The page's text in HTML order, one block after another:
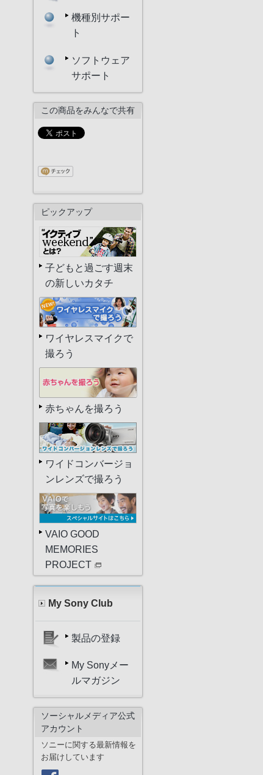
機種別サポー
ト
ソフトウェア
サポート
この商品をみんなで共有
ピックアップ
子どもと過ごす週末
の新しいカタチ
ワイヤレスマイクで
撮ろう
赤ちゃんを撮ろう
ワイドコンバージョ
ンレンズで撮ろう
VAIO GOOD
MEMORIES
PROJECT
My Sony Club
製品の登録
My Sonyメー
ルマガジン
ソーシャルメディア公式
アカウント
ソニーに関する最新情報を
お届けしています